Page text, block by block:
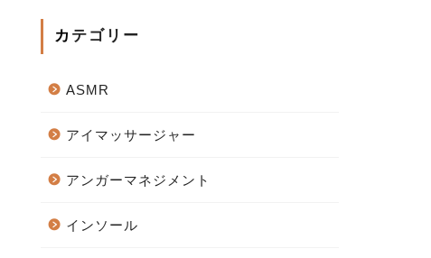
カテゴリー
ASMR
アイマッサージャー
アンガーマネジメント
インソール